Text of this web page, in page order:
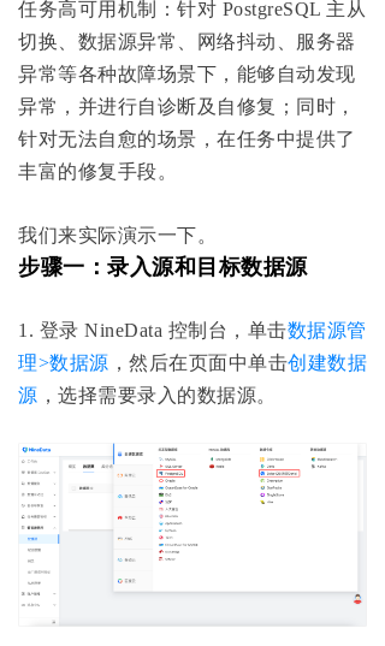
任务高可用机制：针对 PostgreSQL 主从
切换、数据源异常、网络抖动、服务器
异常等各种故障场景下，能够自动发现
异常，并进行自诊断及自修复；同时，
针对无法自愈的场景，在任务中提供了
丰富的修复手段。
我们来实际演示一下。
步骤一：录入源和目标数据源
1. 登录 NineData 控制台，单击数据源管
理>数据源 ，然后在页面中单击创建数据
源 ，选择需要录入的数据源。